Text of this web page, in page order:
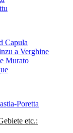
Capula
a Verghine
Murato
Poretta
etc.: